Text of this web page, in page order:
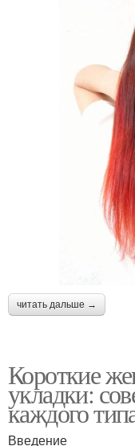
читать дальше →
Короткие
укладки:
каждого
Введение